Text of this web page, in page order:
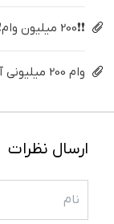
❗❗200 میلیون وام❗❗ فقط با احراز هویت
وام 200 میلیونی آبان تتر. همین الان احراز هویت کن!
ارسال نظرات